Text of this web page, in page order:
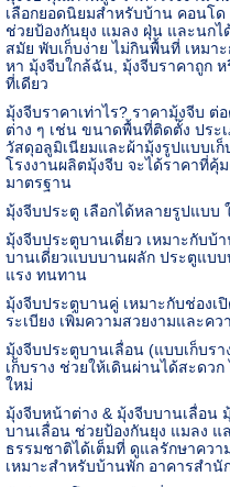
เลือกยอดนิยมสำหรับบ้าน คอนโ
ช่วยป้องกันยุง แมลง ฝุ่น และนก
สมัย พับเก็บง่าย ไม่กินพื้นที่ เหมา
หา มุ้งจีบใกล้ฉัน, มุ้งจีบราคาถูก
ที่เดียว
มุ้งจีบราคาเท่าไร? ราคามุ้งจีบ ต่
ต่าง ๆ เช่น ขนาดพื้นที่ติดตั้ง ประ
วัสดุอลูมิเนียมและผ้ามุ้งรูปแบบเ
โรงงานผลิตมุ้งจีบ จะได้ราคาที่
มาตรฐาน
มุ้งจีบประตู เลือกได้หลายรูปแบบ
มุ้งจีบประตูบานเดี่ยว เหมาะกับบ้
บานเดี่ยวแบบบานผลัก ประตูแบ
แรง ทนทาน
มุ้งจีบประตูบานคู่ เหมาะกับช่องเ
ระเบียง เพิ่มความสวยงามและค
มุ้งจีบประตูบานเลื่อน (แบบเก็บร
เก็บราง ช่วยให้เดินผ่านได้สะดว
ใหม่
มุ้งจีบหน้าต่าง & มุ้งจีบบานเลื่อน
บานเลื่อน ช่วยป้องกันยุง แมลง แ
ธรรมชาติได้เต็มที่ ดูแลรักษาควา
เหมาะสำหรับบ้านพัก อาคารสำนั